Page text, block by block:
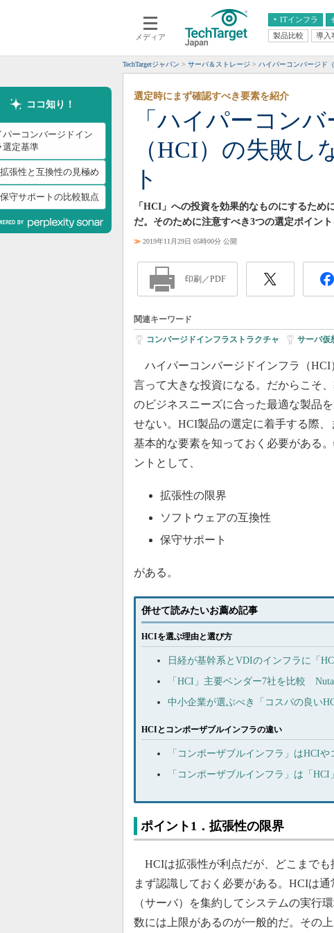
メディア
ITインフラ
クラウド
スマートモバイル
ネットワーク
システム運用管理
エンタープライズAI
ERP
CX
情報系システム
製品比較 導入
TechTargetジャパン サーバ＆ストレージ ハイパーコンバージド
ココ知り！
パーコンバージドイン
選定基準
張性と互換性の見極め
守サポートの比較観点
「ハイパーコン
（HCI）の失敗
ト
選定時にまず確認すべき要素を紹介
「HCI」への投資を効果的なものにするた
だ。そのために注意すべき3つの選定ポイント
≫ 2019年11月29日 05時00分 公開
印刷／PDF
関連キーワード
コンバージドインフラストラクチャ サーバ仮
ハイパーコンバージドインフラ（HCI
言って大きな投資になる。だからこそ
のビジネスニーズに合った最適な製品
せない。HCI製品の選定に着手する際
基本的な要素を知っておく必要がある
ントとして、
拡張性の限界
ソフトウェアの互換性
保守サポート
がある。
併せて読みたいお薦め記事
HCIを選ぶ理由と選び方
日経が基幹系とVDIのインフラに「
「HCI」主要ベンダー7社を比較
中小企業が選ぶべき「コスパの良い
HCIとコンポーザブルインフラの違い
「コンポーザブルインフラ」はHCI
「コンポーザブルインフラ」は「
ポイント1．拡張性の限界
HCIは拡張性が利点だが、どこまでも
まず認識しておく必要がある。HCIは
（サーバ）を集約してシステムの実行
数には上限があるのが一般的だ。その